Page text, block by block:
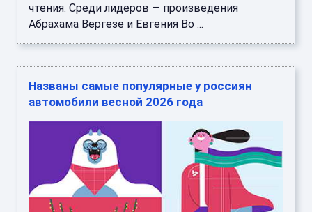
чтения. Среди лидеров — произведения
Абрахама Вергезе и Евгения Во ...
Названы самые популярные у россиян
автомобили весной 2026 года